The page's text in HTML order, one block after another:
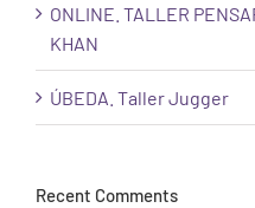
ONLINE. TALLER
KHAN
ÚBEDA. Taller Jugger
Recent Comments